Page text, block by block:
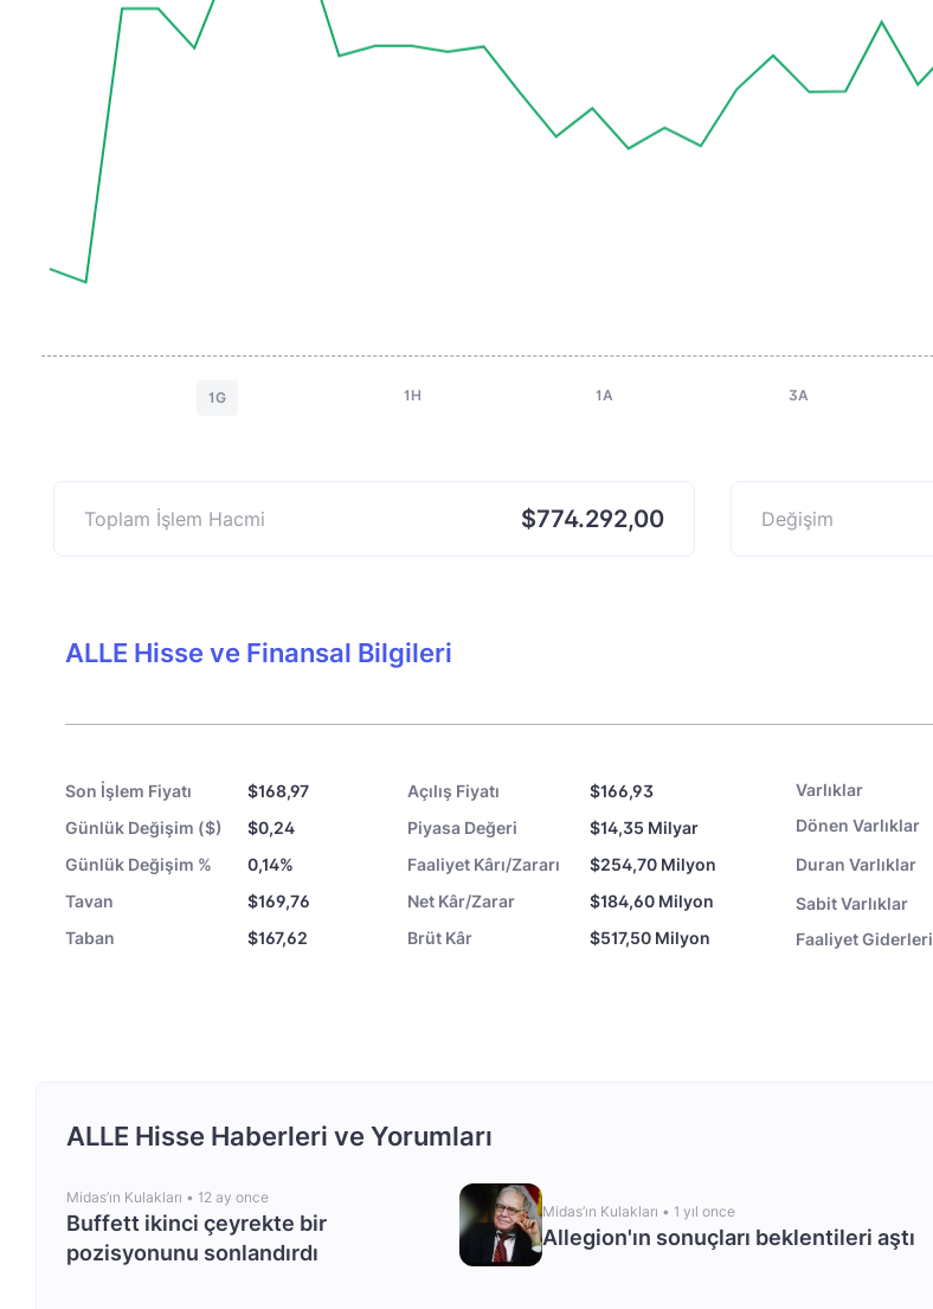
1G 1H 1A 3A
Toplam İşlem Hacmi $774.292,00 Değişim
ALLE Hisse ve Finansal Bilgileri
Son İşlem Fiyatı $168,97 Açılış Fiyatı
$166,93
Günlük Değişim ($)
$0,24 Piyasa Değeri
$14,35 Milyar
Günlük Değişim %
0,14% Faaliyet Kârı/Zararı
$254,70 Milyon
Tavan
$169,76 Net Kâr/Zarar
$184,60 Milyon
Taban
$167,62 Brüt Kâr $517,50 Milyon
Varlıklar
Dönen Varlıklar
Duran Varlıklar
Sabit Varlıklar
Faaliyet Giderleri
ALLE Hisse Haberleri ve Yorumları
Midas’ın Kulakları • 12 ay once
Buffett ikinci çeyrekte bir
pozisyonunu sonlandırdı
Midas’ın Kulakları • 1 yıl once
Allegion'ın sonuçları beklentileri aştı